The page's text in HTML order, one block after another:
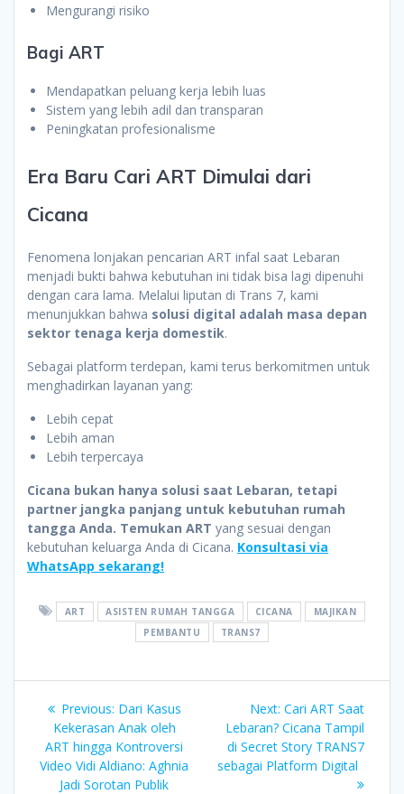
Mengurangi risiko
Bagi ART
Mendapatkan peluang kerja lebih luas
Sistem yang lebih adil dan transparan
Peningkatan profesionalisme
Era Baru Cari ART Dimulai dari
Cicana
Fenomena lonjakan pencarian ART infal saat Lebaran
menjadi bukti bahwa kebutuhan ini tidak bisa lagi dipenuhi
dengan cara lama. Melalui liputan di Trans 7, kami
menunjukkan bahwa solusi digital adalah masa depan
sektor tenaga kerja domestik.
Sebagai platform terdepan, kami terus berkomitmen untuk
menghadirkan layanan yang:
Lebih cepat
Lebih aman
Lebih terpercaya
Cicana bukan hanya solusi saat Lebaran, tetapi
partner jangka panjang untuk kebutuhan rumah
tangga Anda. Temukan ART yang sesuai dengan
kebutuhan keluarga Anda di Cicana. Konsultasi via
WhatsApp sekarang!
ART ASISTEN RUMAH TANGGA CICANA
MAJIKAN
PEMBANTU
TRANS7
navigation
Previous: Previous
post:
Dari Kasus
Kekerasan Anak oleh
ART hingga Kontroversi
Video Vidi Aldiano: Aghnia
Jadi Sorotan Publik
Next: Next
post:
⁠Cari ART Saat
Lebaran? Cicana Tampil
di Secret Story TRANS7
sebagai Platform Digital